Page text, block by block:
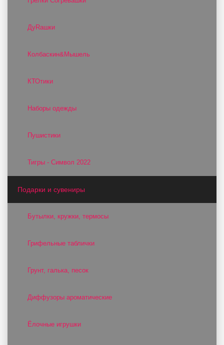
ДуRашки
Колбаскин&Мышель
КТОтики
Наборы одежды
Пушистики
Тигры - Символ 2022
Подарки и сувениры
Бутылки, кружки, термосы
Грифельные таблички
Грунт, галька, песок
Диффузоры ароматические
Ёлочные игрушки